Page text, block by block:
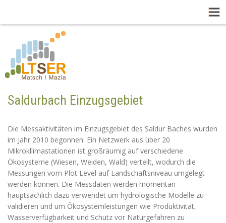
Saldurbach Einzugsgebiet
Die Messaktivitäten im Einzugsgebiet des Saldur Baches wurden
im Jahr 2010 begonnen. Ein Netzwerk aus über 20
Mikrokllimastationen ist großräumig auf verschiedene
Ökosysteme (Wiesen, Weiden, Wald) verteilt, wodurch die
Messungen vom Plot Level auf Landschaftsniveau umgelegt
werden können. Die Messdaten werden momentan
hauptsächlich dazu verwendet um hydrologische Modelle zu
validieren und um Ökosystemleistungen wie Produktivität,
Wasserverfügbarkeit und Schutz vor Naturgefahren zu